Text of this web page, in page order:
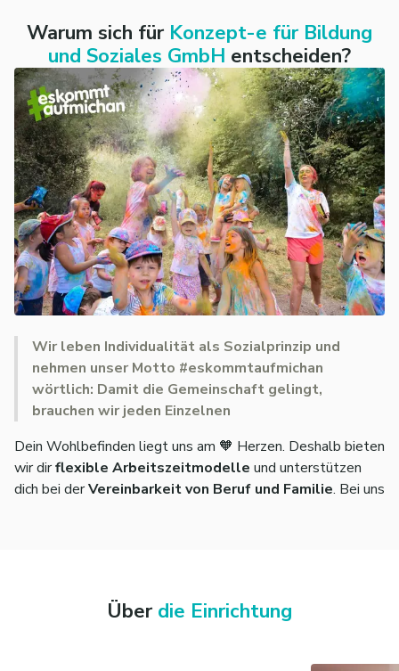
Warum sich für Konzept-e für Bildung
und Soziales GmbH entscheiden?
Wir leben Individualität als Sozialprinzip und
nehmen unser Motto #eskommtaufmichan
wörtlich: Damit die Gemeinschaft gelingt,
brauchen wir jeden Einzelnen
Dein Wohlbefinden liegt uns am 🧡 Herzen. Deshalb bieten
wir dirflexible Arbeitszeitmodelle und unterstützen
dich bei derVereinbarkeit von Beruf und Familie. Bei uns
Über die Einrichtung